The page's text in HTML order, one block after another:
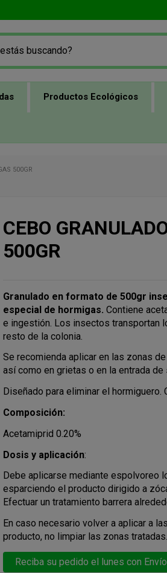
Productos Ecológicos
500GR
CEBO
500GR
Granulado en formato de 500gr
especial de hormigas.Contiene
e ingestión. Los insectos transportan
resto de la colonia.
Se recomienda aplicar en las zonas
así como en grietas o en la entrada de
Diseñado para eliminar el
Composición:
Acetamiprid 0.20%
Dosis y aplicación:
Debe aplicarse mediante espolvoreo
esparciendo el producto dirigido a
Efectuar un tratamiento barrera
En caso necesario volver a aplicar a
producto, no limpiar las zonas tratadas.
Reciba su pedido el lunes con